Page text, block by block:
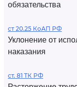
обязательства
ст 20.25 КоАП РФ
Уклонение от
наказания
ст. 81 ТК РФ